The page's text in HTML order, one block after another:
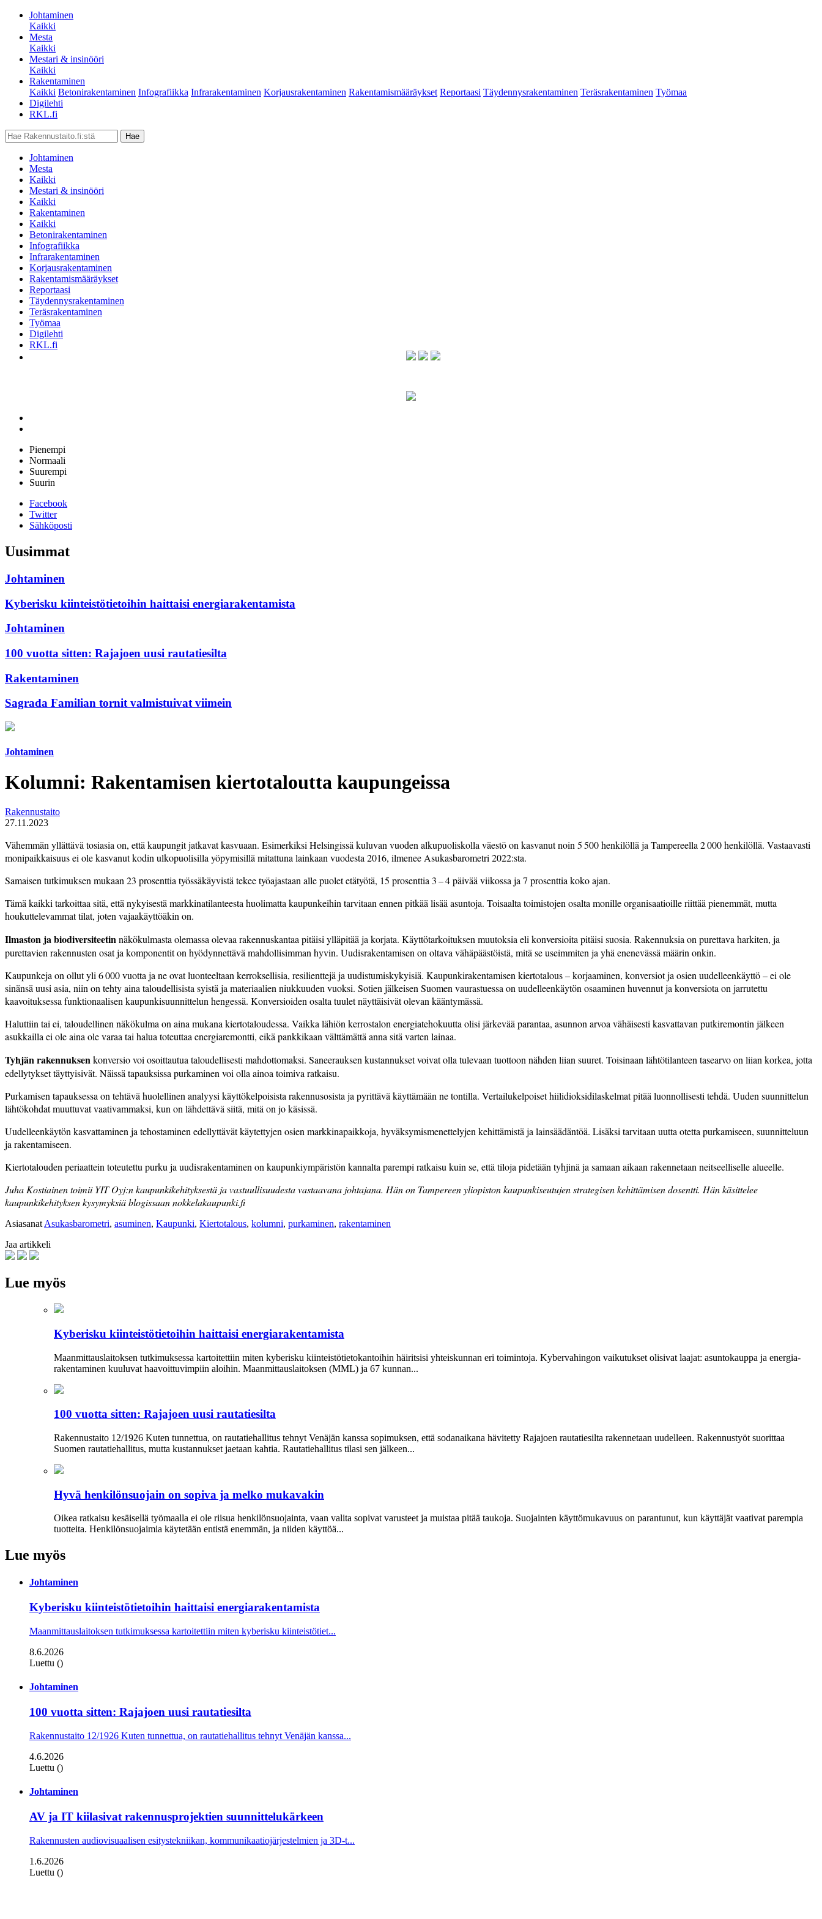
Johtaminen
Kaikki
Mesta
Kaikki
Mestari & insinööri
Kaikki
Rakentaminen
Kaikki Betonirakentaminen Infografiikka Infrarakentaminen Korjausrakentaminen Rakentamismääräykset Reportaasi Täydennysrakentaminen Teräsrakentaminen Työmaa
Digilehti
RKL.fi
Johtaminen
Mesta
Kaikki
Mestari & insinööri
Kaikki
Rakentaminen
Kaikki
Betonirakentaminen
Infografiikka
Infrarakentaminen
Korjausrakentaminen
Rakentamismääräykset
Reportaasi
Täydennysrakentaminen
Teräsrakentaminen
Työmaa
Digilehti
RKL.fi
Pienempi
Normaali
Suurempi
Suurin
Facebook
Twitter
Sähköposti
Uusimmat
Johtaminen
Kyberisku kiinteistötietoihin haittaisi energiarakentamista
Johtaminen
100 vuotta sitten: Rajajoen uusi rautatiesilta
Rakentaminen
Sagrada Familian tornit valmistuivat viimein
Johtaminen
Kolumni: Rakentamisen kiertotaloutta kaupungeissa
Rakennustaito
27.11.2023
Vähemmän yllättävä tosiasia on, että kaupungit jatkavat kasvuaan.­ Esimerkiksi Helsingissä kuluvan vuoden alkupuoliskolla väestö on kasvanut noin 5 500 henkilöllä ja Tampereella 2 000 henkilöllä. Vastaavasti
moni­paikkaisuus ei ole kasvanut kodin ulkopuolisilla yöpymisillä mitattuna lainkaan vuodesta 2016, ilmenee Asukasbarometri 2022:sta.
Samaisen tutkimuksen mukaan 23 pro­sent­tia työssäkäyvistä tekee työajastaan alle puolet etätyötä, 15 prosenttia 3 – 4 päivää viikossa ja 7 prosenttia koko ajan.
Tämä kaikki tarkoittaa sitä, että nykyisestä markkinatilanteesta huolimatta kaupunkeihin tarvitaan ennen pitkää lisää asuntoja. Toisaalta toimistojen osalta monille organi­saatioille riittää pienemmät, mutta
houkuttelevammat tilat, joten vajaakäyttöäkin on.
Ilmaston ja biodiversiteetinnäkökulmasta olemassa olevaa rakennuskantaa pitäisi ylläpitää ja korjata. Käyttötarkoituksen muutoksia eli konversioita pitäisi suosia. Rakennuksia on purettava harkiten, ja
purettavien rakennusten osat ja komponentit on hyödynnettävä mahdollisimman hyvin. Uudis­rakentamisen on oltava vähäpäästöistä, mitä se useimmiten ja yhä enenevässä määrin onkin.
Kaupunkeja on ollut yli 6 000 vuotta ja ne ovat luonteeltaan kerroksellisia, resilienttejä ja uudistumiskykyisiä. Kaupunkirakentamisen kiertotalous – korjaaminen, konversiot ja osien­ uudelleenkäyttö – ei ole
sinänsä ­uusi asia, niin on tehty aina taloudellisista syistä ja materiaalien niukkuuden vuoksi.­ ­Sotien jälkeisen Suomen vaurastuessa­ on ­uudelleenkäytön osaaminen huvennut ja konversiota on jarrutettu
kaavoituksessa funktionaalisen kaupunkisuunnittelun hengessä. Konver­sioiden osalta tuulet näyttäisivät olevan kääntymässä.
Haluttiin tai ei, taloudellinen näkökulma on aina mukana kiertotaloudessa. Vaikka lähiön kerrostalon energiatehokuutta olisi järke­vää parantaa, asunnon arvoa vähäisesti kasvattavan putkiremontin jälkeen
asukkailla ei ole aina ole varaa tai halua toteuttaa energia­remontti, eikä pankkikaan välttämättä anna sitä varten lainaa.
Tyhjän rakennuksenkonversio voi osoittautua taloudellisesti mahdottomaksi. Saneerauksen kustannukset voivat olla tulevaan tuottoon nähden liian suuret. Toisinaan lähtötilanteen tasearvo on liian korkea, jotta
edellytykset täyttyisivät. Näissä tapauksissa purkaminen voi olla ainoa toimiva ratkaisu.
Purkamisen tapauksessa on tehtävä huolellinen analyysi käyttökelpoisista rakennus­osista ja pyrittävä käyttämään ne tontilla.­ Vertailukelpoiset hiilidioksidilaskelmat pitää luonnollisesti tehdä. Uuden suunnittelun
lähtö­kohdat muuttuvat vaativammaksi, kun on lähdettävä siitä, mitä on jo käsissä.
Uudelleenkäytön kasvattaminen ja tehostaminen edellyttävät käytettyjen osien markki­napaikkoja, hyväksymismenettelyjen kehittämistä ja lainsäädäntöä. Lisäksi tarvitaan uutta otetta purkamiseen, suunnitteluun
ja rakentamiseen.
Kiertotalouden periaattein toteutettu purku ja uudisrakentaminen on kaupunki­ympäristön kannalta parempi ratkaisu kuin se, että tiloja pidetään tyhjinä ja samaan aikaan rakennetaan neitseelliselle alueelle.
Juha Kostiainen toimii YIT Oyj:n kaupunki­kehityksestä ja vastuullisuudesta vastaavana johtajana. Hän on Tampereen yliopiston kaupunkiseutujen strategisen kehittämisen dosentti. Hän käsittelee
kaupunkikehityksen kysymyksiä blogissaan nokkelakaupunki.fi
Asiasanat Asukasbarometri, asuminen, Kaupunki, Kiertotalous, kolumni, purkaminen, rakentaminen
Jaa artikkeli
Lue myös
Kyberisku kiinteistötietoihin haittaisi energiarakentamista
Maanmittauslaitoksen tutkimuksessa kartoitettiin miten kyberisku kiinteistö­tietokantoihin häiritsisi yhteiskunnan eri toimintoja. Kyber­vahingon vaikutukset olisivat laajat: asuntokauppa ja energia­
rakentaminen kuuluvat haavoittuvimpiin aloihin. Maanmittauslaitoksen (MML) ja 67 kunnan...
100 vuotta sitten: Rajajoen uusi rautatiesilta
Rakennustaito 12/1926 Kuten tunnettua, on rautatiehallitus tehnyt Venäjän kanssa sopimuksen, että sodanaikana hävitetty Rajajoen rautatiesilta rakennetaan uudelleen. Rakennustyöt suorittaa
Suomen rautatiehallitus, mutta kustannukset jaetaan kahtia. Rautatiehallitus tilasi sen jälkeen...
Hyvä henkilönsuojain on sopiva ja melko mukavakin
Oikea ratkaisu kesäisellä työmaalla ei ole riisua henkilönsuojainta, vaan valita sopivat varusteet ja muistaa pitää taukoja. Suojainten käyttömukavuus on parantunut, kun käyttäjät vaativat parempia
tuotteita. Henkilönsuojaimia käytetään entistä enemmän, ja niiden käyttöä...
Lue myös
Johtaminen
Kyberisku kiinteistötietoihin haittaisi energiarakentamista
Maanmittauslaitoksen tutkimuksessa kartoitettiin miten kyberisku kiinteistö­tiet...
8.6.2026
Luettu ()
Johtaminen
100 vuotta sitten: Rajajoen uusi rautatiesilta
Rakennustaito 12/1926 Kuten tunnettua, on rautatiehallitus tehnyt Venäjän kanssa...
4.6.2026
Luettu ()
Johtaminen
AV ja IT kiilasivat rakennusprojektien suunnittelukärkeen
Rakennusten audiovisuaalisen esitystekniikan, kommunikaatiojärjestelmien ja 3D-t...
1.6.2026
Luettu ()